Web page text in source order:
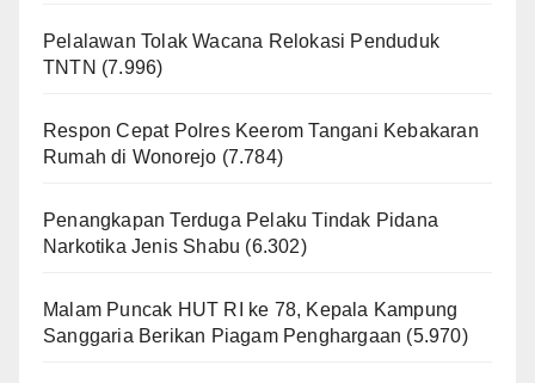
Pelalawan Tolak Wacana Relokasi Penduduk
TNTN (7.996)
Respon Cepat Polres Keerom Tangani Kebakaran
Rumah di Wonorejo (7.784)
Penangkapan Terduga Pelaku Tindak Pidana
Narkotika Jenis Shabu (6.302)
Malam Puncak HUT RI ke 78, Kepala Kampung
Sanggaria Berikan Piagam Penghargaan (5.970)